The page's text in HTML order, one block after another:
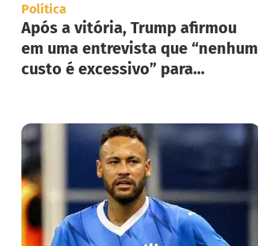
Política
Após a vitória, Trump afirmou
em uma entrevista que “nenhum
custo é excessivo” para
Estados Unidos.